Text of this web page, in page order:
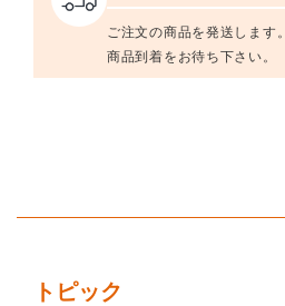
ご注文の商品を発送します。
商品到着をお待ち下さい。
トピック